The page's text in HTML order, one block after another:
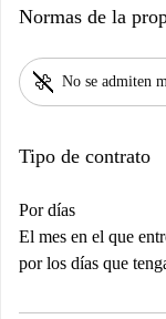
Normas de la
pet_supplies No se admiten
Tipo de contrato
Por días
El mes en el que
por los días que